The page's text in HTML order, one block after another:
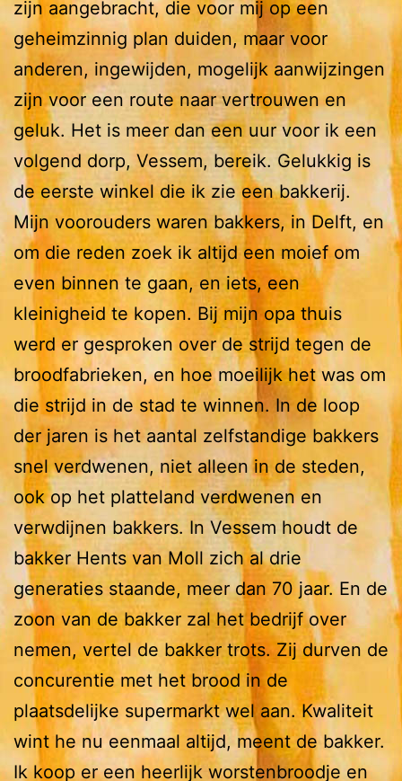
zijn aangebracht, die voor mij op een
geheimzinnig plan duiden, maar voor
anderen, ingewijden, mogelijk aanwijzingen
zijn voor een route naar vertrouwen en
geluk. Het is meer dan een uur voor ik een
volgend dorp, Vessem, bereik. Gelukkig is
de eerste winkel die ik zie een bakkerij.
Mijn voorouders waren bakkers, in Delft, en
om die reden zoek ik altijd een moief om
even binnen te gaan, en iets, een
kleinigheid te kopen. Bij mijn opa thuis
werd er gesproken over de strijd tegen de
broodfabrieken, en hoe moeilijk het was om
die strijd in de stad te winnen. In de loop
der jaren is het aantal zelfstandige bakkers
snel verdwenen, niet alleen in de steden,
ook op het platteland verdwenen en
verwdijnen bakkers. In Vessem houdt de
bakker Hents van Moll zich al drie
generaties staande, meer dan 70 jaar. En de
zoon van de bakker zal het bedrijf over
nemen, vertel de bakker trots. Zij durven de
concurentie met het brood in de
plaatsdelijke supermarkt wel aan. Kwaliteit
wint he nu eenmaal altijd, meent de bakker.
Ik koop er een heerlijk worstenbroodje en